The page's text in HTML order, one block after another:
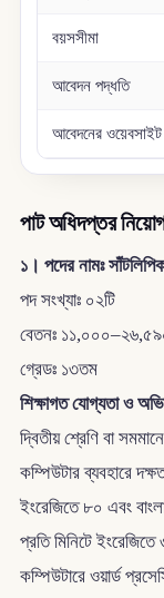
বয়সসীমা
আবেদন পদ্ধতি
আবেদনের ওয়েবসাইট
পাট অধিদপ্তর
১। পদের নামঃ
পদ সংখ্যাঃ ০২টি
বেতনঃ
গ্রেডঃ ১৩তম
শিক্ষাগত যোগ্যতা ও
দ্বিতীয় শ্রেণি বা
কম্পিউটার ব্যবহারে
ইংরেজিতে ৮০ এবং
প্রতি মিনিটে
কম্পিউটারে ওয়ার্ড